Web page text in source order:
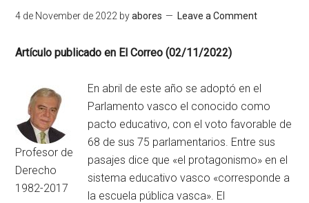
4 de November de 2022 byabores Leave a Comment
Artículo publicado en El Correo (02/11/2022)
Profesor de
Derecho
1982-2017
En abril de este año se adoptó en el
Parlamento vasco el conocido como
pacto educativo, con el voto favorable de
68 de sus 75 parlamentarios. Entre sus
pasajes dice que «el protagonismo» en el
sistema educativo vasco «corresponde a
la escuela pública vasca». El